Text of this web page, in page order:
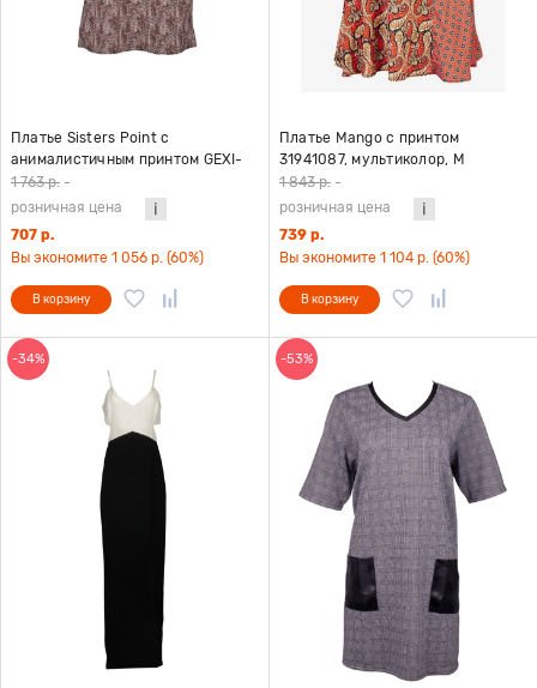
Платье Sisters Point с
анималистичным принтом GEXI-
43, коричневый, S
1 763 р. -
розничная цена
707 р.
Вы экономите 1 056 р. (60%)
В корзину
Платье Mango с принтом
31941087, мультиколор, M
1 843 р. -
розничная цена
739 р.
Вы экономите 1 104 р. (60%)
В корзину
-34% -53%